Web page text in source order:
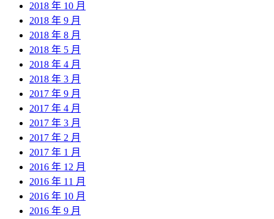
2018 年 10 月
2018 年 9 月
2018 年 8 月
2018 年 5 月
2018 年 4 月
2018 年 3 月
2017 年 9 月
2017 年 4 月
2017 年 3 月
2017 年 2 月
2017 年 1 月
2016 年 12 月
2016 年 11 月
2016 年 10 月
2016 年 9 月